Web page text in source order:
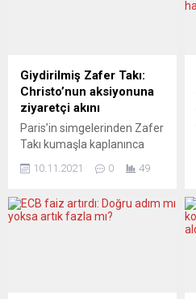
Giydirilmiş Zafer Takı:
Christo’nun aksiyonuna
ziyaretçi akını
Paris’in simgelerinden Zafer
Takı kumaşla kaplanınca
Tarihi yapıyı kumaşla kaplı
Fransa içinden ve dışından 6
10.11.2021 0 49